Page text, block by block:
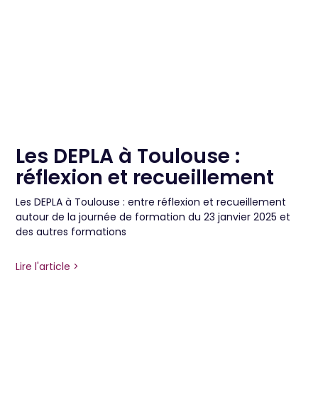
Les DEPLA à Toulouse :
réflexion et recueillement
Les DEPLA à Toulouse : entre réflexion et recueillement
autour de la journée de formation du 23 janvier 2025 et
des autres formations
Lire l'article >